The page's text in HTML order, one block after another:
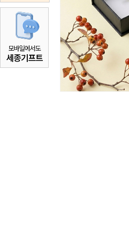
모바일에서도
세종기프트